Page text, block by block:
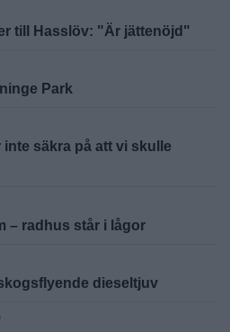
till Hasslöv: "Är jättenöjd"
Park
säkra på att vi skulle
– radhus står i lågor
dieseltjuv